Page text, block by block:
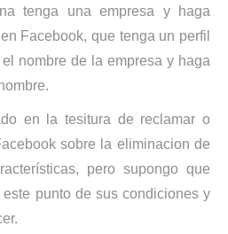
tenga una empresa y haga
Facebook, que tenga un perfil
nombre de la empresa y haga
en la tesitura de reclamar o
sobre la eliminacion de
pero supongo que
punto de sus condiciones y